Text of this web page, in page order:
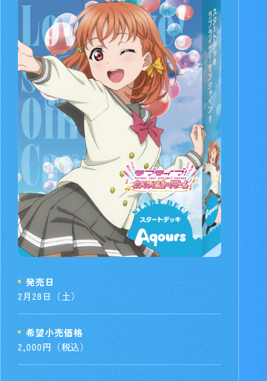
発売日
2月28日（土）
希望小売価格
2,000円（税込）